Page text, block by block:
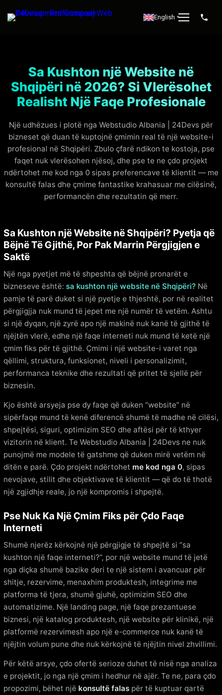
English ▼
Sa Kushton një Website në
Shqipëri në 2026? Si Vlerësohet
Realisht Një Faqe Profesionale
Një udhëzues i plotë nga Webstudio Albania | 24Devs për
bizneset që duan të kuptojnë çmimin real të një website-i
profesional në Shqipëri. Zbulo çfarë ndikon te kostoja, pse
faqet nuk vlerësohen njësoj, dhe pse te ne çdo projekt
ndërtohet me kod nga 0 sipas preferencave të klientit — me
konsultë falas dhe çmime fantastike krahasuar me cilësinë,
performancën dhe rezultatin që merr.
Sa Kushton një Website në Shqipëri? Pyetja që
Bëjnë Të Gjithë, Por Pak Marrin Përgjigjen e
Saktë
Një nga pyetjet më të shpeshta që bëjnë pronarët e
bizneseve është: sa kushton një website në Shqipëri? Në
pamje të parë duket si një pyetje e thjeshtë, por në realitet
përgjigjja nuk mund të jepet me një numër të vetëm. Ashtu
si një dyqan, një zyrë apo një makinë nuk kanë të gjithë të
njëjtën vlerë, edhe një faqe interneti nuk mund të ketë një
çmim fiks për të gjithë. Çmimi i një website-i varet nga
qëllimi, struktura, funksionet, niveli i personalizimit,
performanca teknike dhe rezultati që pritet të sjellë për
biznesin.
Kjo është arsyeja pse dy faqe që duken “website” në
sipërfaqe mund të kenë diferencë shumë të madhe në cilësi,
shpejtësi, siguri, optimizim SEO dhe aftësi për të kthyer
vizitorin në klient. Te Webstudio Albania | 24Devs ne nuk
punojmë me modele të gatshme që duken mirë vetëm në
ditën e parë. Çdo projekt ndërtohet me kod nga 0, sipas
nevojave, stilit dhe objektivave të klientit — që do të thotë
një zgjidhje reale, jo një kompromis i shpejtë.
Pse Nuk Ka Një Çmim Fiks për Çdo Faqe
Interneti
Shumë njerëz kërkojnë një përgjigje të shpejtë si “sa
kushton një faqe interneti?”, por një website mund të jetë
nga diçka shumë bazike deri te një sistem i avancuar për
shitje, rezervime, menaxhim produktesh, integrime me
platforma të tjera, shumë gjuhë, optimizim SEO dhe
automatizime. Një landing page, një faqe prezantuese
biznesi, një katalog produktesh, një website për klinikë, një
platformë rezervimesh apo një e-commerce nuk kanë të
njëjtin volum pune dhe nuk kërkojnë të njëjtin nivel zhvillimi.
Për këtë arsye, çdo ofertë serioze duhet të nisë nga analiza
e projektit, jo nga një çmim i hedhur në ajër. Te ne, para çdo
propozimi, bëhet një konsultë falas për të kuptuar qartë